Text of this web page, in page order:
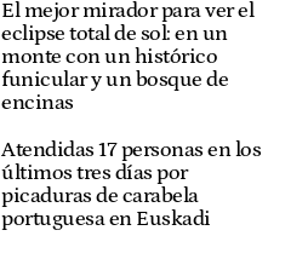
El mejor mirador para ver el
eclipse total de sol: en un
monte con un histórico
funicular y un bosque de
encinas
Atendidas 17 personas en los
últimos tres días por
picaduras de carabela
portuguesa en Euskadi